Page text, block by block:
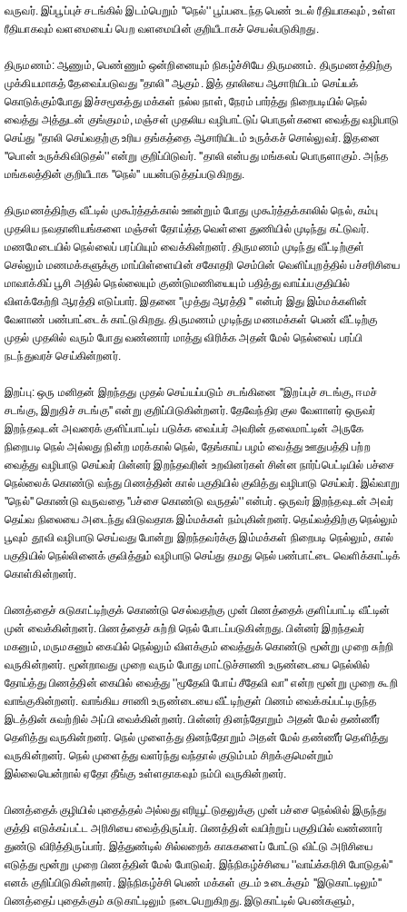
வருவர். இப்பூப்புச் சடங்கில் இடம்பெறும் ''நெல்'' பூப்படைந்த பெண் உடல் ரீதியாகவும், உள்ள
ரீதியாகவும் வளமையைப் பெற வளமையின் குறியீடாகச் செயல்படுகிறது.
திருமணம்: ஆணும், பெண்ணும் ஒன்றினையும் நிகழ்ச்சியே திருமணம். திருமணத்திற்கு
முக்கியமாகத் தேவைப்படுவது ''தாலி'' ஆகும். இத் தாலியை ஆசாரியிடம் செய்யக்
கொடுக்கும்போது இச்சமூகத்து மக்கள் நல்ல நாள், நேரம் பார்த்து நிறைபடியில் நெல்
வைத்து அத்துடன் குங்குமம், மஞ்சள் முதலிய வழிபாட்டுப் பொருள்களை வைத்து வழிபாடு
செய்து ''தாலி செய்வதற்கு உரிய தங்கத்தை ஆசாரியிடம் உருக்கச் சொல்லுவர். இதனை
''பொன் உருக்கிவிடுதல்'' என்று குறிப்பிடுவர். ''தாலி என்பது மங்கலப் பொருளாகும். அந்த
மங்கலத்தின் குறியீடாக ''நெல்'' பயன்படுத்தப்படுகிறது.
திருமணத்திற்கு வீட்டில் முகூர்த்தக்கால் ஊன்றும் போது முகூர்த்தக்காலில் நெல், கம்பு
முதலிய நவதானியங்களை மஞ்சள் தோய்த்த வெள்ளை துணியில் முடிந்து கட்டுவர்.
மணமேடையில் நெல்லைப் பரப்பியும் வைக்கின்றனர். திருமணம் முடிந்து வீட்டிற்குள்
செல்லும் மணமக்களுக்கு மாப்பிள்ளையின் சகோதரி செம்பின் வெளிப்புறத்தில் பச்சரிசியை
மாவாக்கிப் பூசி அதில் நெல்லையும் குண்டுமணியையும் பதித்து வாய்ப்பகுதியில்
விளக்கேற்றி ஆரத்தி எடுப்பார். இதனை ''முத்து ஆரத்தி '' என்பர் இது இம்மக்களின்
வேளாண் பண்பாட்டைக் காட்டுகிறது. திருமணம் முடிந்து மணமக்கள் பெண் வீட்டிற்கு
முதல் முதலில் வரும் போது வண்ணார் மாத்து விரிக்க அதன் மேல் நெல்லைப் பரப்பி
நடந்துவரச் செய்கின்றனர்.
இறப்பு: ஒரு மனிதன் இறந்தது முதல் செய்யப்படும் சடங்கினை ''இறப்புச் சடங்கு, ஈமச்
சடங்கு, இறுதிச் சடங்கு'' என்று குறிப்பிடுகின்றனர். தேவேந்திர குல வேளாளர் ஒருவர்
இறந்தவுடன் அவரைக் குளிப்பாட்டிப் படுக்க வைப்பர் அவரின் தலைமாட்டின் அருகே
நிறைபடி நெல் அல்லது நின்ற மரக்கால் நெல், தேங்காய் பழம் வைத்து ஊதுபத்தி பற்ற
வைத்து வழிபாடு செய்வர் பின்னர் இறந்தவரின் உறவினர்கள் சின்ன நார்ப்பெட்டியில் பச்சை
நெல்லைக் கொண்டு வந்து பிணத்தின் கால் பகுதியில் குவித்து வழிபாடு செய்வர். இவ்வாறு
''நெல்'' கொண்டு வருவதை ''பச்சை கொண்டு வருதல்'' என்பர். ஒருவர் இறந்தவுடன் அவர்
தெய்வ நிலையை அடைந்து விடுவதாக இம்மக்கள் நம்புகின்றனர். தெய்வத்திற்கு நெல்லும்
பூவும் தூவி வழிபாடு செய்வது போன்று இறந்தவர்க்கு இம்மக்கள் நிறைபடி நெல்லும், கால்
பகுதியில் நெல்லினைக் குவித்தும் வழிபாடு செய்து தமது நெல் பண்பாட்டை வெளிக்காட்டிக்
கொள்கின்றனர்.
பிணத்தைச் சுடுகாட்டிற்குக் கொண்டு செல்வதற்கு முன் பிணத்தைக் குளிப்பாட்டி வீட்டின்
முன் வைக்கின்றனர். பிணத்தைச் சுற்றி நெல் போடப்படுகின்றது. பின்னர் இறந்தவர்
மகனும், மருமகனும் கையில் நெல்லும் விளக்கும் வைத்துக் கொண்டு மூன்று முறை சுற்றி
வருகின்றனர். மூன்றாவது முறை வரும் போது மாட்டுச்சாணி உருண்டையை நெல்லில்
தோய்த்து பிணத்தின் கையில் வைத்து ''மூதேவி போய் சீதேவி வா'' என்ற மூன்று முறை கூறி
வாங்குகின்றனர். வாங்கிய சாணி உருண்டையை வீட்டிற்குள் பிணம் வைக்கப்பட்டிருந்த
இடத்தின் சுவற்றில் அப்பி வைக்கின்றனர். பின்னர் தினந்தோறும் அதன் மேல் தண்ணீர்
தெளித்து வருகின்றனர். நெல் முளைத்து தினந்தோறும் அதன் மேல் தண்ணீர் தெளித்து
வருகின்றனர். நெல் முளைத்து வளர்ந்து வந்தால் குடும்பம் சிறக்குமென்றும்
இல்லையென்றால் ஏதோ தீங்கு உள்ளதாகவும் நம்பி வருகின்றனர்.
பிணத்தைக் குழியில் புதைத்தல் அல்லது எரியூட்டுதலுக்கு முன் பச்சை நெல்லில் இருந்து
குத்தி எடுக்கப்பட்ட அரிசியை வைத்திருப்பர். பிணத்தின் வயிற்றுப் பகுதியில் வண்ணார்
துண்டு விரித்திருப்பார். இத்துண்டில் சில்லறைக் காசுகளைப் போட்டு விட்டு அரிசியை
எடுத்து மூன்று முறை பிணத்தின் மேல் போடுவர். இந்நிகழ்ச்சியை ''வாய்க்கரிசி போடுதல்''
எனக் குறிப்பிடுகின்றனர். இந்நிகழ்ச்சி பெண் மக்கள் குடம் உடைக்கும் ''இடுகாட்டிலும்''
பிணத்தைப் புதைக்கும் சுடுகாட்டிலும் நடைபெறுகிறது. இடுகாட்டில் பெண்களும்,